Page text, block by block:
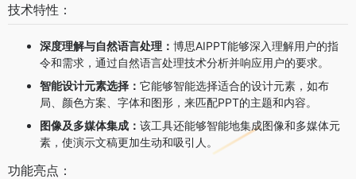
技术特性：
深度理解与自然语言处理： 博思AIPPT能够深入理解用户的指
令和需求，通过自然语言处理技术分析并响应用户的要求。
智能设计元素选择： 它能够智能选择适合的设计元素，如布
局、颜色方案、字体和图形，来匹配PPT的主题和内容。
图像及多媒体集成： 该工具还能够智能地集成图像和多媒体元
素，使演示文稿更加生动和吸引人。
功能亮点：